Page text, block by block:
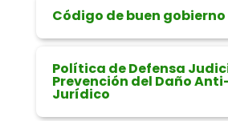
Código de buen gobierno
Política de Defensa
Prevención del Daño
Jurídico